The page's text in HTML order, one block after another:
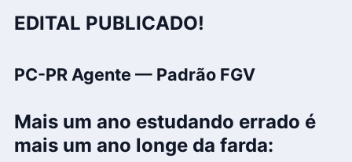
EDITAL PUBLICADO!
PC-PR Agente — Padrão FGV
Mais um ano estudando errado é
mais um ano longe da farda: